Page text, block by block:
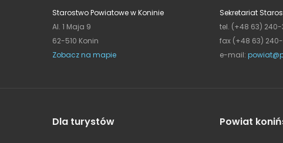
Starostwo Powiatowe w Koninie
Al. 1 Maja 9
62-510 Konin
Zobacz na mapie
Sekretariat
tel. (+48 63)
fax (+48 63)
e-mail:
Dla turystów Powiat